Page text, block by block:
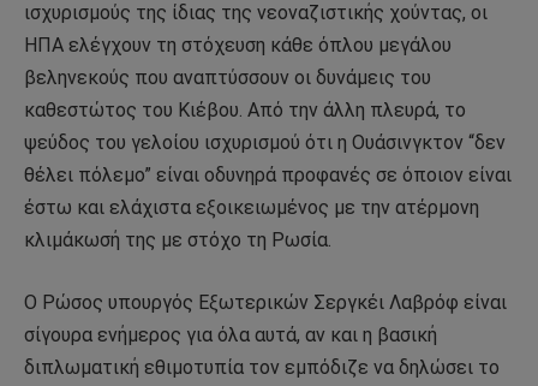
ισχυρισμούς της ίδιας της νεοναζιστικής χούντας, οι
ΗΠΑ ελέγχουν τη στόχευση κάθε όπλου μεγάλου
βεληνεκούς που αναπτύσσουν οι δυνάμεις του
καθεστώτος του Κιέβου. Από την άλλη πλευρά, το
ψεύδος του γελοίου ισχυρισμού ότι η Ουάσινγκτον “δεν
θέλει πόλεμο” είναι οδυνηρά προφανές σε όποιον είναι
έστω και ελάχιστα εξοικειωμένος με την ατέρμονη
κλιμάκωσή της με στόχο τη Ρωσία.
Ο Ρώσος υπουργός Εξωτερικών Σεργκέι Λαβρόφ είναι
σίγουρα ενήμερος για όλα αυτά, αν και η βασική
διπλωματική εθιμοτυπία τον εμπόδιζε να δηλώσει το